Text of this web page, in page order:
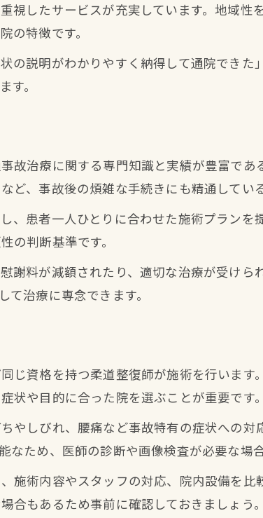
故治療で接骨院が担う役割と注意点
科の診断書と接骨院施術の関係性とは
通院で慰謝料減額リスクを最小限に抑える
を利用した新しい交通事故治療の流れ
区で人気の接骨院が支持される背景
な交通事故施術とサポート体制の充実
の口コミや評価が信頼につながる要因
故患者に寄り添う接骨院の対応事例
クを防ぐポイントと接骨院治療の特徴
治療で後遺症リスクを軽減する方法
で受けられる根本治療と維持サポート
予防に役立つ接骨院の最新施術技術
視したサービスが充実しています。地域性
の特徴です。
の説明がわかりやすく納得して通院でき
。
故治療に関する専門知識と実績が豊富であ
、事故後の煩雑な手続きにも精通してい
、患者一人ひとりに合わせた施術プランを
の判断基準です。
謝料が減額されたり、適切な治療が受けら
治療に専念できます。
じ資格を持つ柔道整復師が施術を行います
や目的に合った院を選ぶことが重要です。
やしびれ、腰痛など事故特有の症状への
ため、医師の診断や画像検査が必要な場
術内容やスタッフの対応、院内設備を比
もあるため事前に確認しておきましょう。